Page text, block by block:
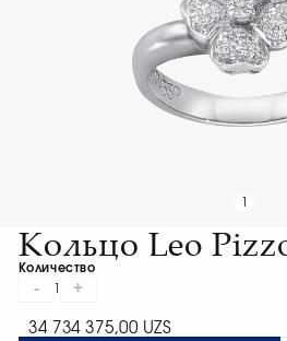
Кольцо Leo
Количество
- +
34 734 375,00 UZS